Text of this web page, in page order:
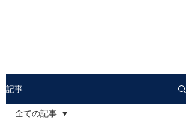
記事
全ての記事